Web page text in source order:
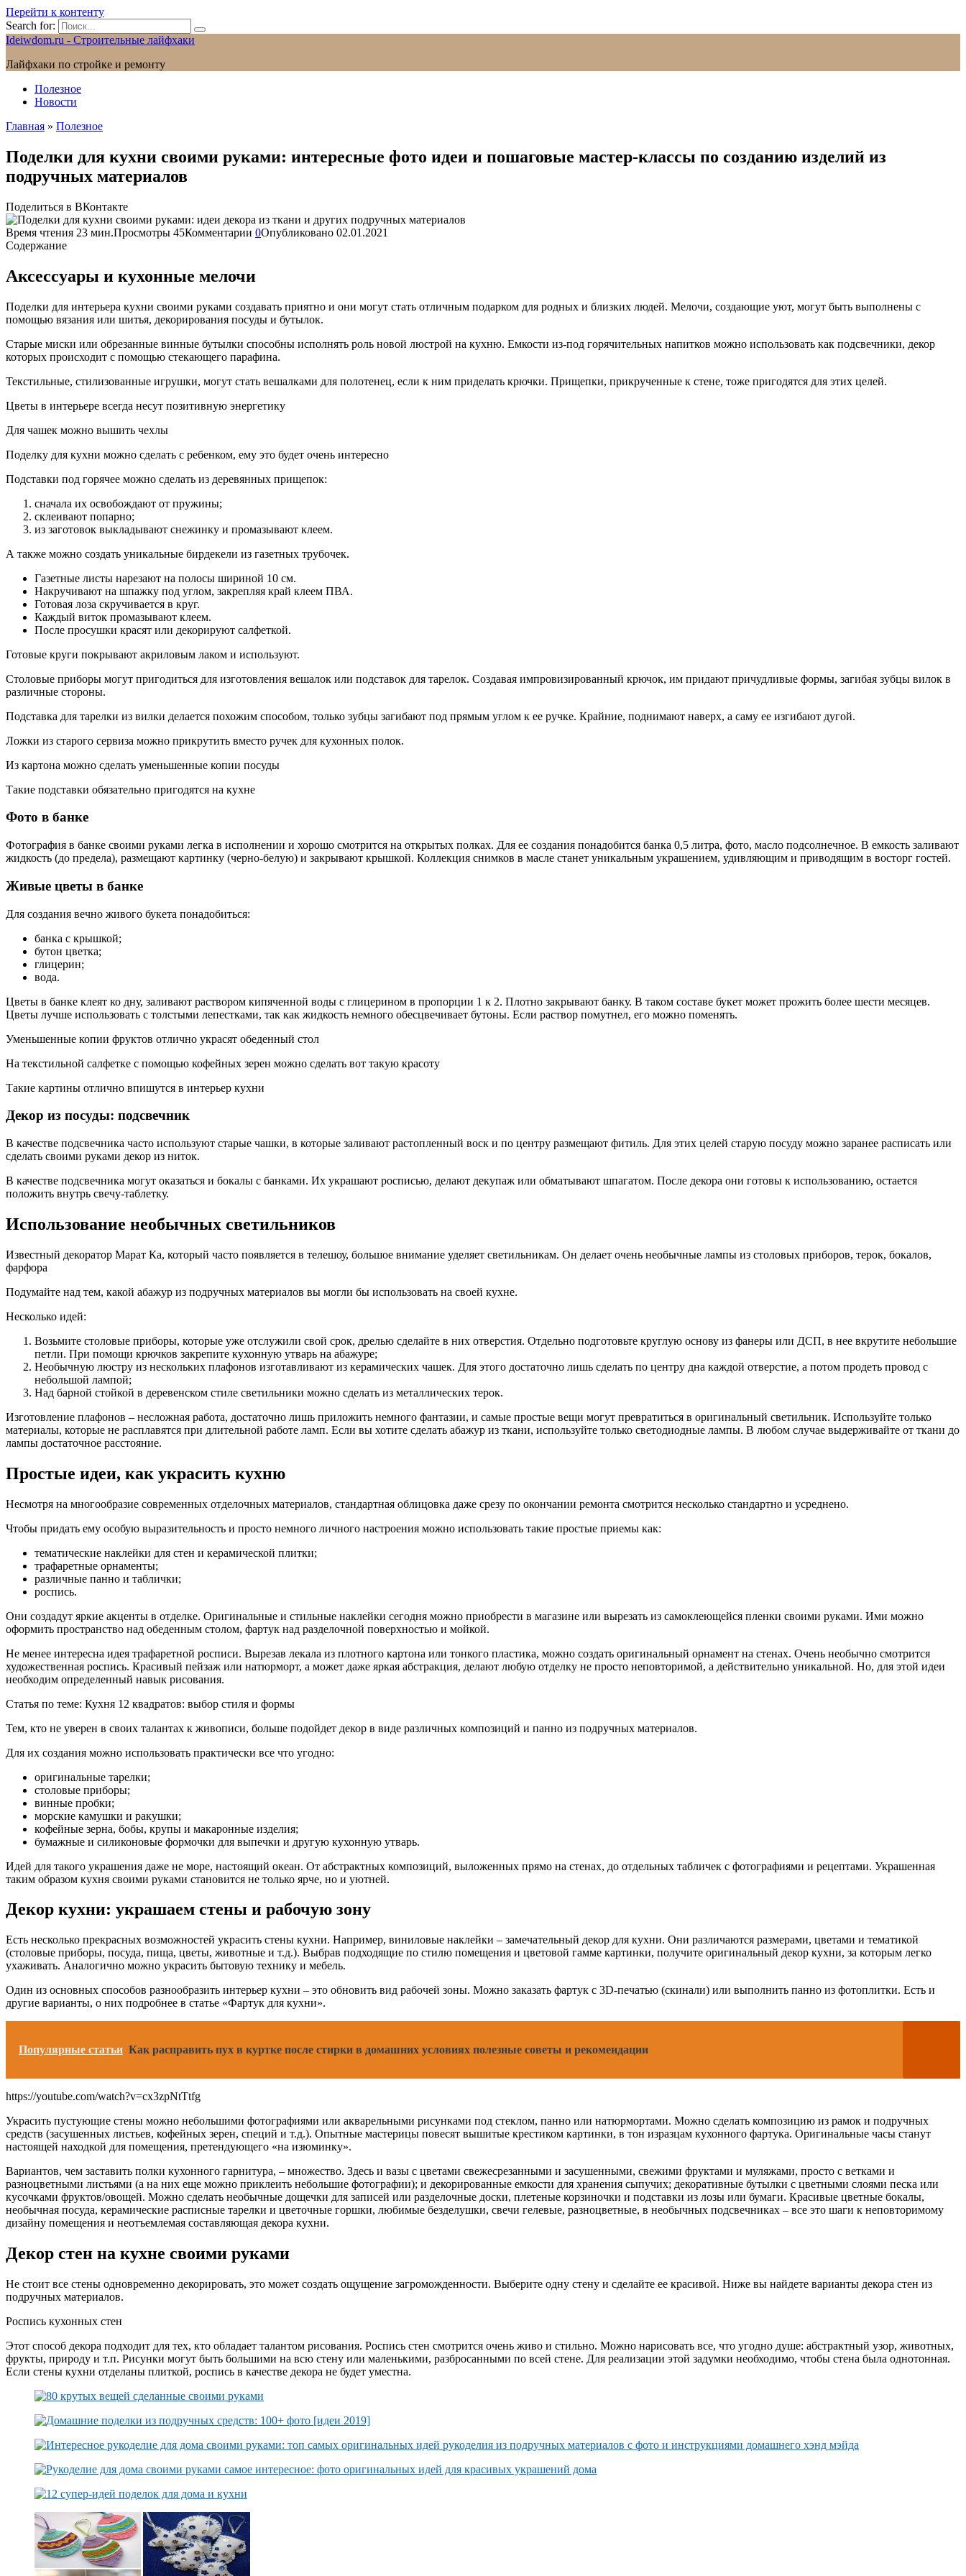
Перейти к контенту
Search for:
Ideiwdom.ru - Строительные лайфхаки
Лайфхаки по стройке и ремонту
Полезное
Новости
Главная » Полезное
Поделки для кухни своими руками: интересные фото идеи и пошаговые мастер-классы по созданию изделий из
подручных материалов
Поделиться в ВКонтакте
Время чтения 23 мин.Просмотры 45Комментарии 0Опубликовано 02.01.2021
Содержание
Аксессуары и кухонные мелочи
Поделки для интерьера кухни своими руками создавать приятно и они могут стать отличным подарком для родных и близких людей. Мелочи, создающие уют, могут быть выполнены с
помощью вязания или шитья, декорирования посуды и бутылок.
Старые миски или обрезанные винные бутылки способны исполнять роль новой люстрой на кухню. Емкости из-под горячительных напитков можно использовать как подсвечники, декор
которых происходит с помощью стекающего парафина.
Текстильные, стилизованные игрушки, могут стать вешалками для полотенец, если к ним приделать крючки. Прищепки, прикрученные к стене, тоже пригодятся для этих целей.
Цветы в интерьере всегда несут позитивную энергетику
Для чашек можно вышить чехлы
Поделку для кухни можно сделать с ребенком, ему это будет очень интересно
Подставки под горячее можно сделать из деревянных прищепок:
сначала их освобождают от пружины;
склеивают попарно;
из заготовок выкладывают снежинку и промазывают клеем.
А также можно создать уникальные бирдекели из газетных трубочек.
Газетные листы нарезают на полосы шириной 10 см.
Накручивают на шпажку под углом, закрепляя край клеем ПВА.
Готовая лоза скручивается в круг.
Каждый виток промазывают клеем.
После просушки красят или декорируют салфеткой.
Готовые круги покрывают акриловым лаком и используют.
Столовые приборы могут пригодиться для изготовления вешалок или подставок для тарелок. Создавая импровизированный крючок, им придают причудливые формы, загибая зубцы вилок в
различные стороны.
Подставка для тарелки из вилки делается похожим способом, только зубцы загибают под прямым углом к ее ручке. Крайние, поднимают наверх, а саму ее изгибают дугой.
Ложки из старого сервиза можно прикрутить вместо ручек для кухонных полок.
Из картона можно сделать уменьшенные копии посуды
Такие подставки обязательно пригодятся на кухне
Фото в банке
Фотография в банке своими руками легка в исполнении и хорошо смотрится на открытых полках. Для ее создания понадобится банка 0,5 литра, фото, масло подсолнечное. В емкость заливают
жидкость (до предела), размещают картинку (черно-белую) и закрывают крышкой. Коллекция снимков в масле станет уникальным украшением, удивляющим и приводящим в восторг гостей.
Живые цветы в банке
Для создания вечно живого букета понадобиться:
банка с крышкой;
бутон цветка;
глицерин;
вода.
Цветы в банке клеят ко дну, заливают раствором кипяченной воды с глицерином в пропорции 1 к 2. Плотно закрывают банку. В таком составе букет может прожить более шести месяцев.
Цветы лучше использовать с толстыми лепестками, так как жидкость немного обесцвечивает бутоны. Если раствор помутнел, его можно поменять.
Уменьшенные копии фруктов отлично украсят обеденный стол
На текстильной салфетке с помощью кофейных зерен можно сделать вот такую красоту
Такие картины отлично впишутся в интерьер кухни
Декор из посуды: подсвечник
В качестве подсвечника часто используют старые чашки, в которые заливают растопленный воск и по центру размещают фитиль. Для этих целей старую посуду можно заранее расписать или
сделать своими руками декор из ниток.
В качестве подсвечника могут оказаться и бокалы с банками. Их украшают росписью, делают декупаж или обматывают шпагатом. После декора они готовы к использованию, остается
положить внутрь свечу-таблетку.
Использование необычных светильников
Известный декоратор Марат Ка, который часто появляется в телешоу, большое внимание уделяет светильникам. Он делает очень необычные лампы из столовых приборов, терок, бокалов,
фарфора
Подумайте над тем, какой абажур из подручных материалов вы могли бы использовать на своей кухне.
Несколько идей:
Возьмите столовые приборы, которые уже отслужили свой срок, дрелью сделайте в них отверстия. Отдельно подготовьте круглую основу из фанеры или ДСП, в нее вкрутите небольшие
петли. При помощи крючков закрепите кухонную утварь на абажуре;
Необычную люстру из нескольких плафонов изготавливают из керамических чашек. Для этого достаточно лишь сделать по центру дна каждой отверстие, а потом продеть провод с
небольшой лампой;
Над барной стойкой в деревенском стиле светильники можно сделать из металлических терок.
Изготовление плафонов – несложная работа, достаточно лишь приложить немного фантазии, и самые простые вещи могут превратиться в оригинальный светильник. Используйте только
материалы, которые не расплавятся при длительной работе ламп. Если вы хотите сделать абажур из ткани, используйте только светодиодные лампы. В любом случае выдерживайте от ткани до
лампы достаточное расстояние.
Простые идеи, как украсить кухню
Несмотря на многообразие современных отделочных материалов, стандартная облицовка даже срезу по окончании ремонта смотрится несколько стандартно и усреднено.
Чтобы придать ему особую выразительность и просто немного личного настроения можно использовать такие простые приемы как:
тематические наклейки для стен и керамической плитки;
трафаретные орнаменты;
различные панно и таблички;
роспись.
Они создадут яркие акценты в отделке. Оригинальные и стильные наклейки сегодня можно приобрести в магазине или вырезать из самоклеющейся пленки своими руками. Ими можно
оформить пространство над обеденным столом, фартук над разделочной поверхностью и мойкой.
Не менее интересна идея трафаретной росписи. Вырезав лекала из плотного картона или тонкого пластика, можно создать оригинальный орнамент на стенах. Очень необычно смотрится
художественная роспись. Красивый пейзаж или натюрморт, а может даже яркая абстракция, делают любую отделку не просто неповторимой, а действительно уникальной. Но, для этой идеи
необходим определенный навык рисования.
Статья по теме: Кухня 12 квадратов: выбор стиля и формы
Тем, кто не уверен в своих талантах к живописи, больше подойдет декор в виде различных композиций и панно из подручных материалов.
Для их создания можно использовать практически все что угодно:
оригинальные тарелки;
столовые приборы;
винные пробки;
морские камушки и ракушки;
кофейные зерна, бобы, крупы и макаронные изделия;
бумажные и силиконовые формочки для выпечки и другую кухонную утварь.
Идей для такого украшения даже не море, настоящий океан. От абстрактных композиций, выложенных прямо на стенах, до отдельных табличек с фотографиями и рецептами. Украшенная
таким образом кухня своими руками становится не только ярче, но и уютней.
Декор кухни: украшаем стены и рабочую зону
Есть несколько прекрасных возможностей украсить стены кухни. Например, виниловые наклейки – замечательный декор для кухни. Они различаются размерами, цветами и тематикой
(столовые приборы, посуда, пища, цветы, животные и т.д.). Выбрав подходящие по стилю помещения и цветовой гамме картинки, получите оригинальный декор кухни, за которым легко
ухаживать. Аналогично можно украсить бытовую технику и мебель.
Один из основных способов разнообразить интерьер кухни – это обновить вид рабочей зоны. Можно заказать фартук с 3D-печатью (скинали) или выполнить панно из фотоплитки. Есть и
другие варианты, о них подробнее в статье «Фартук для кухни».
Популярные статьи Как расправить пух в куртке после стирки в домашних условиях полезные советы и рекомендации
https://youtube.com/watch?v=cx3zpNtTtfg
Украсить пустующие стены можно небольшими фотографиями или акварельными рисунками под стеклом, панно или натюрмортами. Можно сделать композицию из рамок и подручных
средств (засушенных листьев, кофейных зерен, специй и т.д.). Опытные мастерицы повесят вышитые крестиком картинки, в тон изразцам кухонного фартука. Оригинальные часы станут
настоящей находкой для помещения, претендующего «на изюминку».
Вариантов, чем заставить полки кухонного гарнитура, – множество. Здесь и вазы с цветами свежесрезанными и засушенными, свежими фруктами и муляжами, просто с ветками и
разноцветными листьями (а на них еще можно приклеить небольшие фотографии); и декорированные емкости для хранения сыпучих; декоративные бутылки с цветными слоями песка или
кусочками фруктов/овощей. Можно сделать необычные дощечки для записей или разделочные доски, плетеные корзиночки и подставки из лозы или бумаги. Красивые цветные бокалы,
необычная посуда, керамические расписные тарелки и цветочные горшки, любимые безделушки, свечи гелевые, разноцветные, в необычных подсвечниках – все это шаги к неповторимому
дизайну помещения и неотъемлемая составляющая декора кухни.
Декор стен на кухне своими руками
Не стоит все стены одновременно декорировать, это может создать ощущение загроможденности. Выберите одну стену и сделайте ее красивой. Ниже вы найдете варианты декора стен из
подручных материалов.
Роспись кухонных стен
Этот способ декора подходит для тех, кто обладает талантом рисования. Роспись стен смотрится очень живо и стильно. Можно нарисовать все, что угодно душе: абстрактный узор, животных,
фрукты, природу и т.п. Рисунки могут быть большими на всю стену или маленькими, разбросанными по всей стене. Для реализации этой задумки необходимо, чтобы стена была однотонная.
Если стены кухни отделаны плиткой, роспись в качестве декора не будет уместна.